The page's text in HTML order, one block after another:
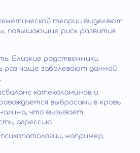
теории выделяют
повышающие риск развития
Близкие родственники
раз чаще заболевают данной
катехоламинов и
выбросами в кровь
что вызывает
агрессию.
например,